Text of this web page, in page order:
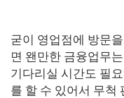
굳이 영업점에 방문
면 왠만한 금융업무
기다리실 시간도 필
를 할 수 있어서 무척